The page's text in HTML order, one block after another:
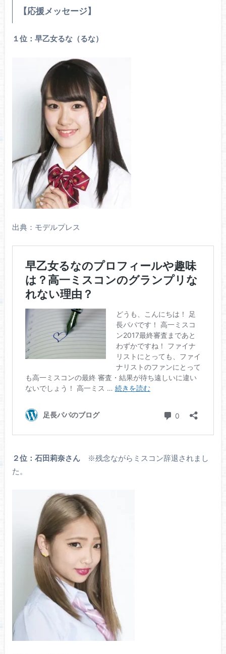
【応援メッセージ】
１位：早乙女るな（るな）
出典：モデルプレス
２位：石田莉奈さん※残念ながらミスコン辞退されまし
た。